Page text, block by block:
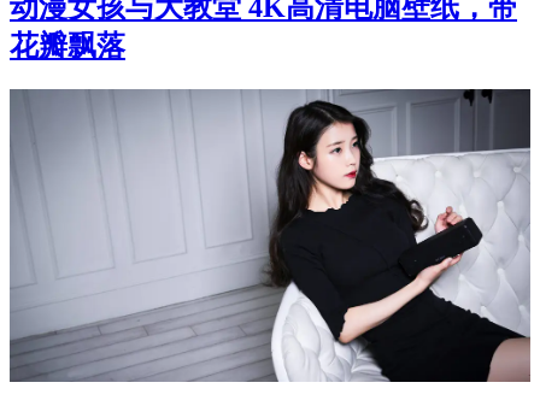
动漫女孩与大教堂 4K高清电脑壁纸，带
花瓣飘落